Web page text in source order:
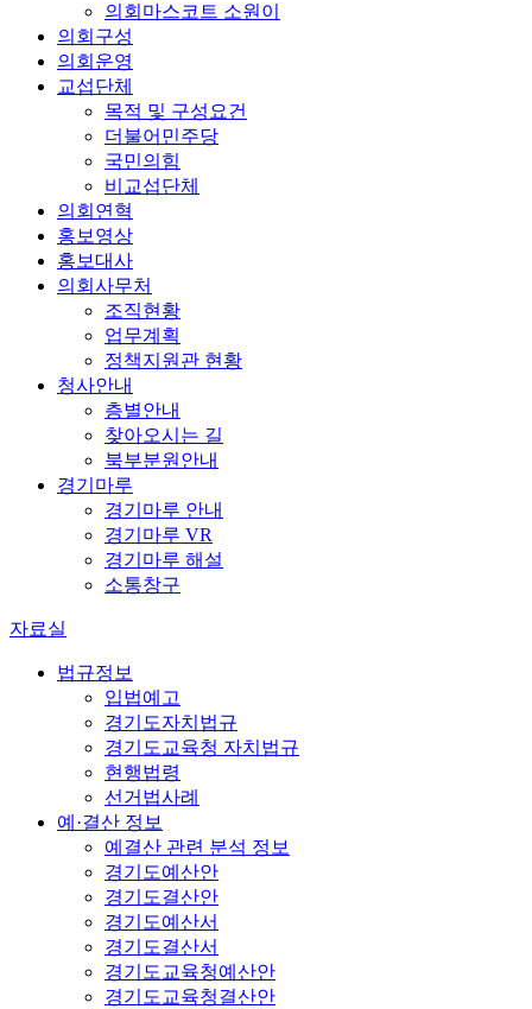
의회마스코트 소원이
의회구성
의회운영
교섭단체
목적 및 구성요건
더불어민주당
국민의힘
비교섭단체
의회연혁
홍보영상
홍보대사
의회사무처
조직현황
업무계획
정책지원관 현황
청사안내
층별안내
찾아오시는 길
북부분원안내
경기마루
경기마루 안내
경기마루 VR
경기마루 해설
소통창구
자료실
법규정보
입법예고
경기도자치법규
경기도교육청 자치법규
현행법령
선거법사례
예·결산 정보
예결산 관련 분석 정보
경기도예산안
경기도결산안
경기도예산서
경기도결산서
경기도교육청예산안
경기도교육청결산안